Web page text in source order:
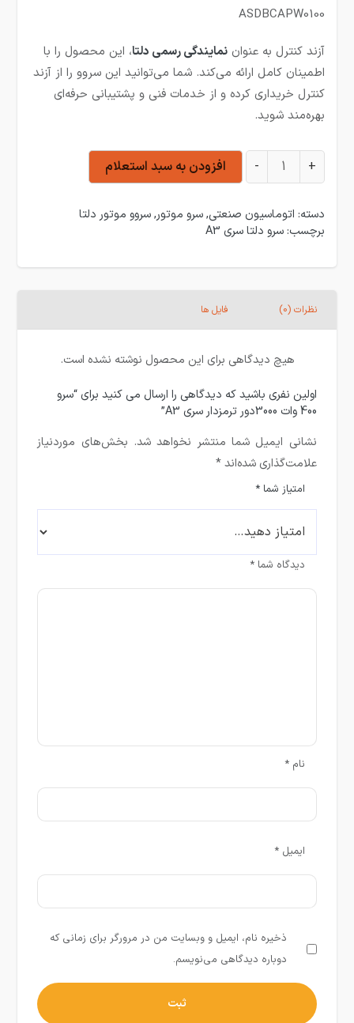
ASDBCAPW0100
آزند کنترل به عنواننمایندگی رسمی دلتا، این محصول را با
اطمینان کامل ارائه می‌کند. شما می‌توانید این سروو را از آزند
کنترل خریداری کرده و از خدمات فنی و پشتیبانی حرفه‌ای
بهره‌مند شوید.
سرو 400 وات 3000دور ترمزدار سری A3 عدد
+
- افزودن به سبد استعلام
دسته: اتوماسیون صنعتی,سرو موتور,سروو موتور دلتا
برچسب:سرو دلتا سری A3
نظرات (0) فایل ها
هیچ دیدگاهی برای این محصول نوشته نشده است.
اولین نفری باشید که دیدگاهی را ارسال می کنید برای “سرو
400 وات 3000دور ترمزدار سری A3”
نشانی ایمیل شما منتشر نخواهد شد. بخش‌های موردنیاز
علامت‌گذاری شده‌اند*
امتیاز شما*
دیدگاه شما*
نام*
ایمیل*
ذخیره نام، ایمیل و وبسایت من در مرورگر برای زمانی که
دوباره دیدگاهی می‌نویسم.